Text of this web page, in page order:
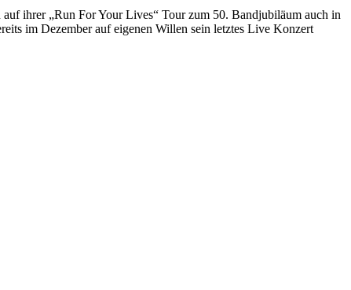
ihrer „Run For Your Lives“ Tour zum 50. Bandjubiläum auch in
im Dezember auf eigenen Willen sein letztes Live Konzert